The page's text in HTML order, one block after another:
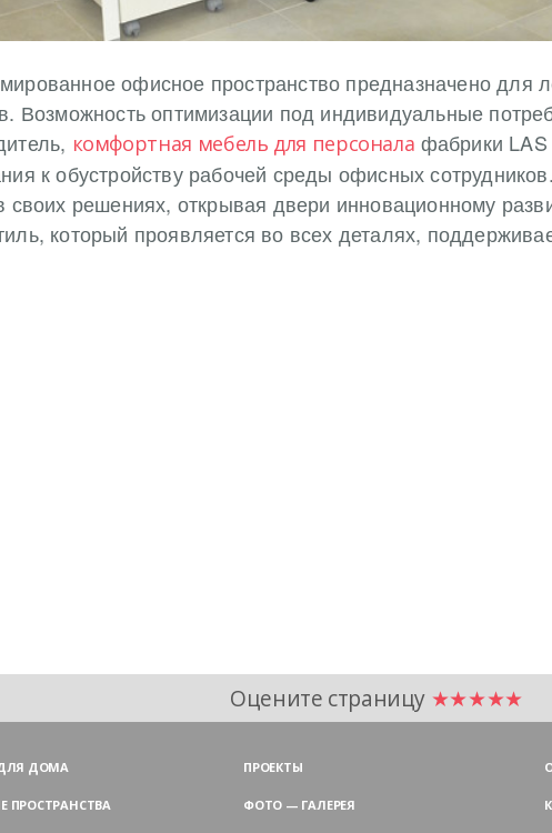
офисное пространство предназначено для
Возможность оптимизации под индивидуальные
комфортная мебель для персонала фабрики LAS
к обустройству рабочей среды офисных
своих решениях, открывая двери инновационному
который проявляется во всех деталях,
Оцените страницу ★★★★★
ДОМА
ПРОСТРАНСТВА
ПРОЕКТЫ
ФОТО — ГАЛЕРЕЯ